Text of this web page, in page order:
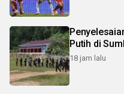
Putih di
18 jam lalu